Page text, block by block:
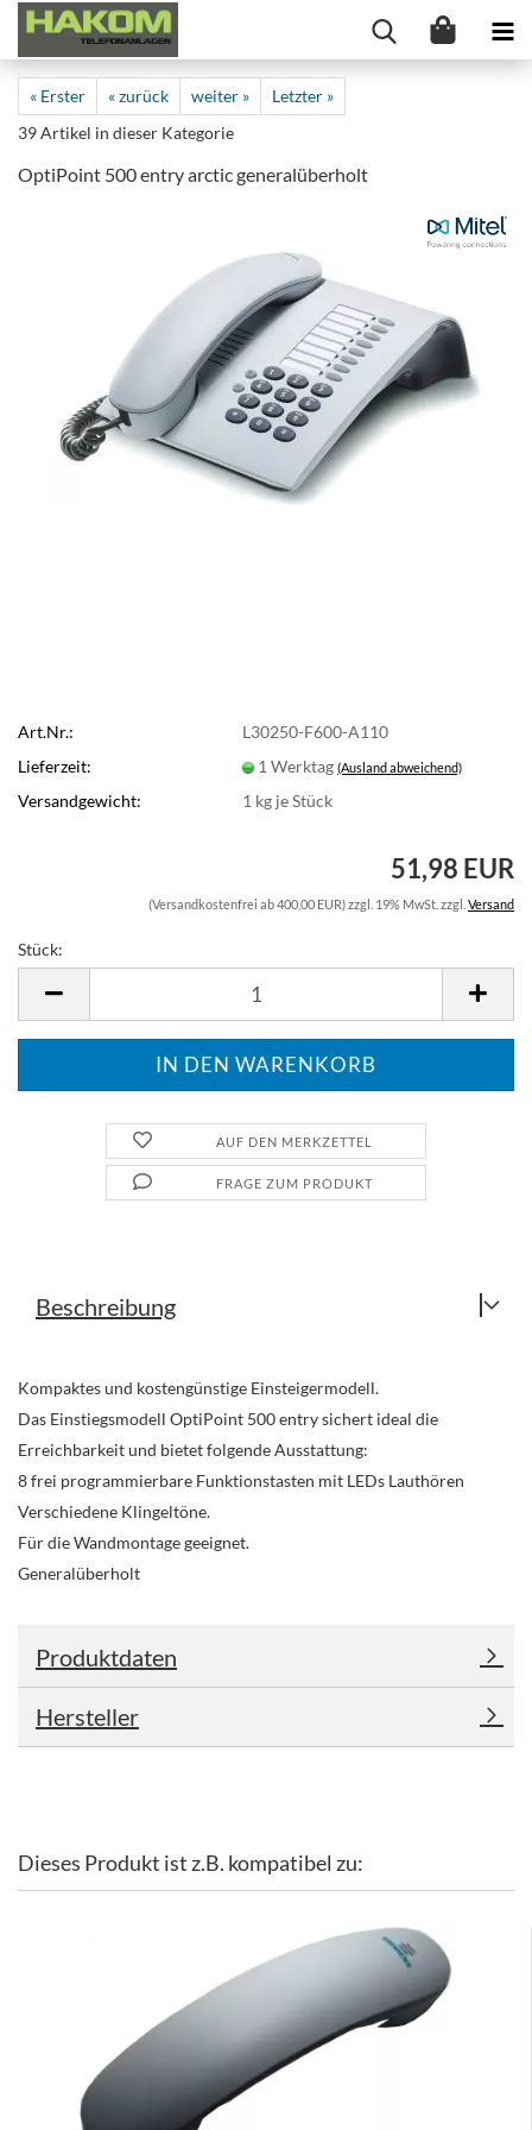
« Erster « zurück weiter »
Letzter »
39Artikel in dieser Kategorie
OptiPoint 500 entry arctic generalüberholt
Art.Nr.:
L30250-F600-A110
Lieferzeit:
1 Werktag(Ausland abweichend)
Versandgewicht: 1 kg je Stück
51,98 EUR
(Versandkostenfrei ab 400,00 EUR) zzgl. 19% MwSt. zzgl. Versand
Stück:
AUF DEN MERKZETTEL
FRAGE ZUM PRODUKT
Beschreibung
Kompaktes und kostengünstige Einsteigermodell.
Das Einstiegsmodell OptiPoint 500 entry sichert ideal die
Erreichbarkeit und bietet folgende Ausstattung:
8 frei programmierbare Funktionstasten mit LEDs Lauthören
Verschiedene Klingeltöne.
Für die Wandmontage geeignet.
Generalüberholt
Produktdaten
Hersteller
Dieses Produkt ist z.B. kompatibel zu: